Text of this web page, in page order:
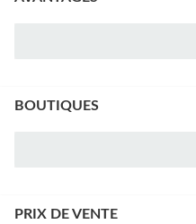
BOUTIQUES
PRIX DE VENTE